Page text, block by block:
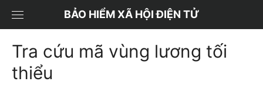
BẢO HIỂM XÃ HỘI ĐIỆN TỬ
Tra cứu mã vùng lương tối
thiểu